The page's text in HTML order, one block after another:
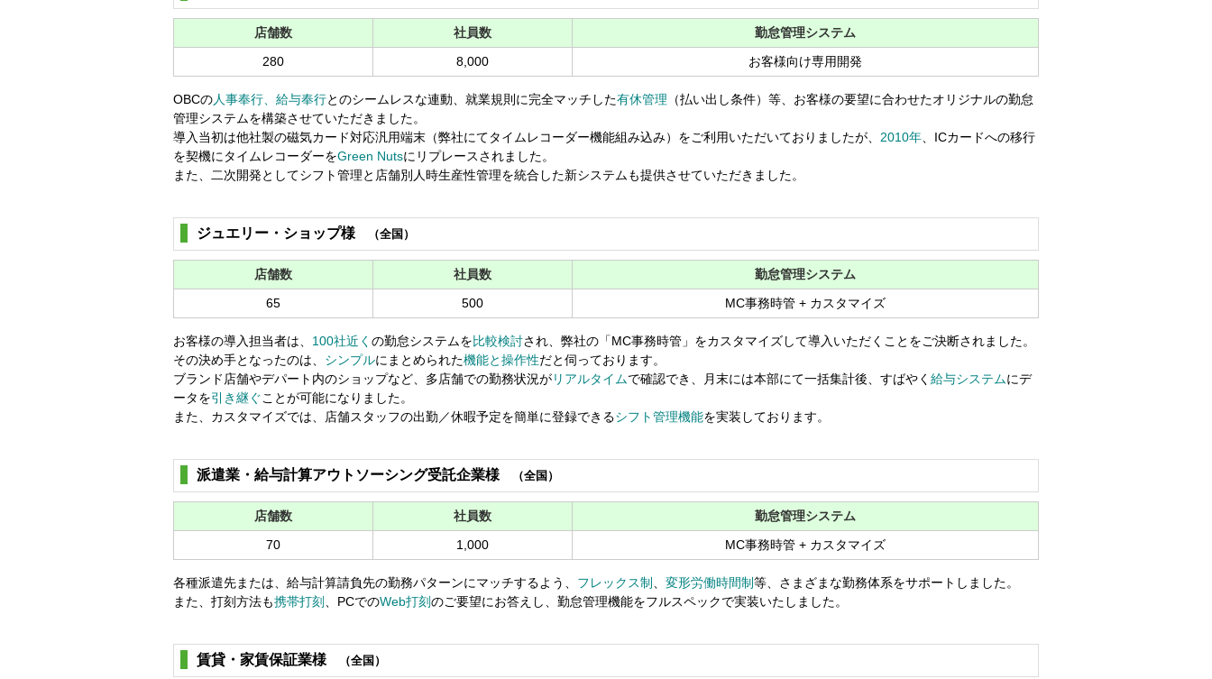
店舗数 社員数
勤怠管理システム
280
8,000 お客様向け専用開発
OBCの人事奉行、給与奉行とのシームレスな連動、就業規則に完全マッチした有休管理 （払い出し条件）等、お客様の要望に合わせたオリジナルの勤怠
管理システムを構築させていただきました。
導入当初は他社製の磁気カード対応汎用端末（弊社にてタイムレコーダー機能組み込み）をご利用いただいておりましたが、 2010年 、ICカードへの移行
を契機にタイムレコーダーをGreen Nutsにリプレースされました。
また、二次開発としてシフト管理と店舗別人時生産性管理を統合した新システムも提供させていただきました。
ジュエリー・ショップ様 （全国）
店舗数 社員数
勤怠管理システム
65
500 MC事務時管 + カスタマイズ
お客様の導入担当者は、 100社近く の勤怠システムを比較検討され、弊社の「MC事務時管」をカスタマイズして導入いただくことをご決断されました。
その決め手となったのは、 シンプルにまとめられた機能と操作性だと伺っております。
ブランド店舗やデパート内のショップなど、多店舗での勤務状況がリアルタイムで確認でき、月末には本部にて一括集計後、すばやく 給与システムにデ
ータを引き継ぐことが可能になりました。
また、カスタマイズでは、店舗スタッフの出勤／休暇予定を簡単に登録できるシフト管理機能を実装しております。
派遣業・給与計算アウトソーシング受託企業様 （全国）
店舗数 社員数
勤怠管理システム
70
1,000 MC事務時管 + カスタマイズ
各種派遣先または、給与計算請負先の勤務パターンにマッチするよう、 フレックス制 変形労働時間制等、さまざまな勤務体系をサポートしました。
また、打刻方法も携帯打刻 、PCでのWeb打刻のご要望にお答えし、勤怠管理機能をフルスペックで実装いたしました。
賃貸・家賃保証業様 （全国）